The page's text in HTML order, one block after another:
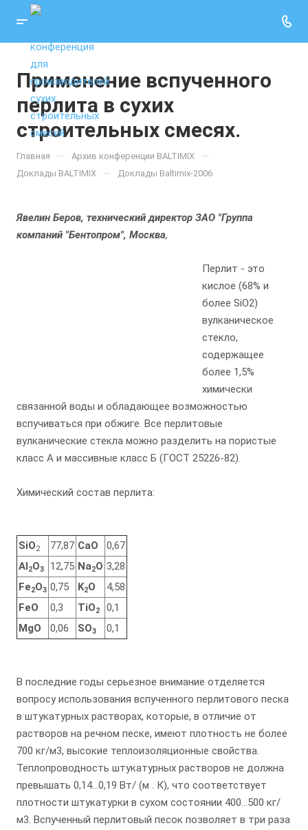
Применение вспученного
перлита в сухих
строительных смесях.
Главная — Архив конференции BALTIMIX —
Доклады BALTIMIX — Доклады Baltimix-2006
Явелин Беров, технический директор ЗАО "Группа
компаний "Бентопром", Москва,
Перлит - это
кислое (68% и
более SiO2)
вулканическое
стекло,
содержащее
более 1,5%
химически
связанной воды и обладающее возможностью
вспучиваться при обжиге. Все перлитовые
вулканические стекла можно разделить на пористые
класс А и массивные класс Б (ГОСТ 25226-82).
Химический состав перлита:
SiO2 77,87 CaO
0,67
Al2O3 12,75 Na2O 3,28
Fe2O3 0,75 K2O
4,58
FeO
0,3 TiO2
0,1
MgO
0,06 SO3 0,1
В последние годы серьезное внимание отделяется
вопросу использования вспученного перлитового песка
в штукатурных растворах, которые, в отличие от
растворов на речном песке, имеют плотность не более
700 кг/м3, высокие теплоизоляционные свойства.
Теплопроводность штукатурных растворов не должна
превышать 0,14…0,19 Вт/ (м . К), что соответствует
плотности штукатурки в сухом состоянии 400…500 кг/
м3. Вспученный перлитовый песок позволяет в три раза